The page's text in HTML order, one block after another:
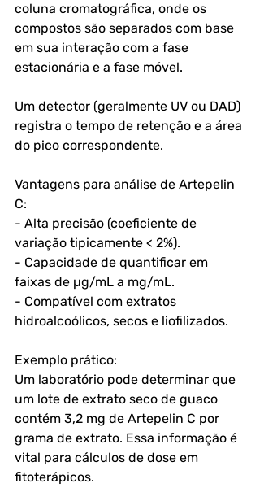
coluna cromatográfica, onde os
compostos são separados com base
em sua interação com a fase
estacionária e a fase móvel.
Um detector (geralmente UV ou DAD)
registra o tempo de retenção e a área
do pico correspondente.
Vantagens para análise de Artepelin
C:
- Alta precisão (coeficiente de
variação tipicamente < 2%).
- Capacidade de quantificar em
faixas de µg/mL a mg/mL.
- Compatível com extratos
hidroalcoólicos, secos e liofilizados.
Exemplo prático:
Um laboratório pode determinar que
um lote de extrato seco de guaco
contém 3,2 mg de Artepelin C por
grama de extrato. Essa informação é
vital para cálculos de dose em
fitoterápicos.